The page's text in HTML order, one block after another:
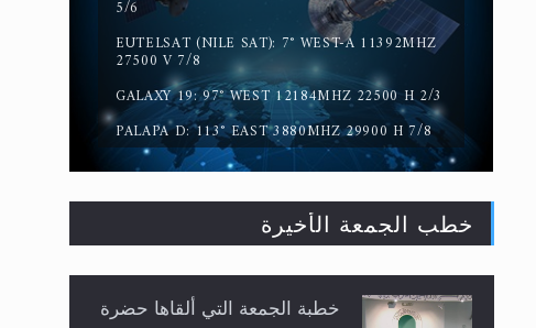
5/6
EUTELSAT (NILE SAT): 7° WEST-A 11392MHZ
27500 V 7/8
GALAXY 19: 97° WEST 12184MHZ 22500 H 2/3
PALAPA D: 113° EAST 3880MHZ 29900 H 7/8
خطب الجمعة الأخيرة
خطبة الجمعة التي ألقاها حضرة